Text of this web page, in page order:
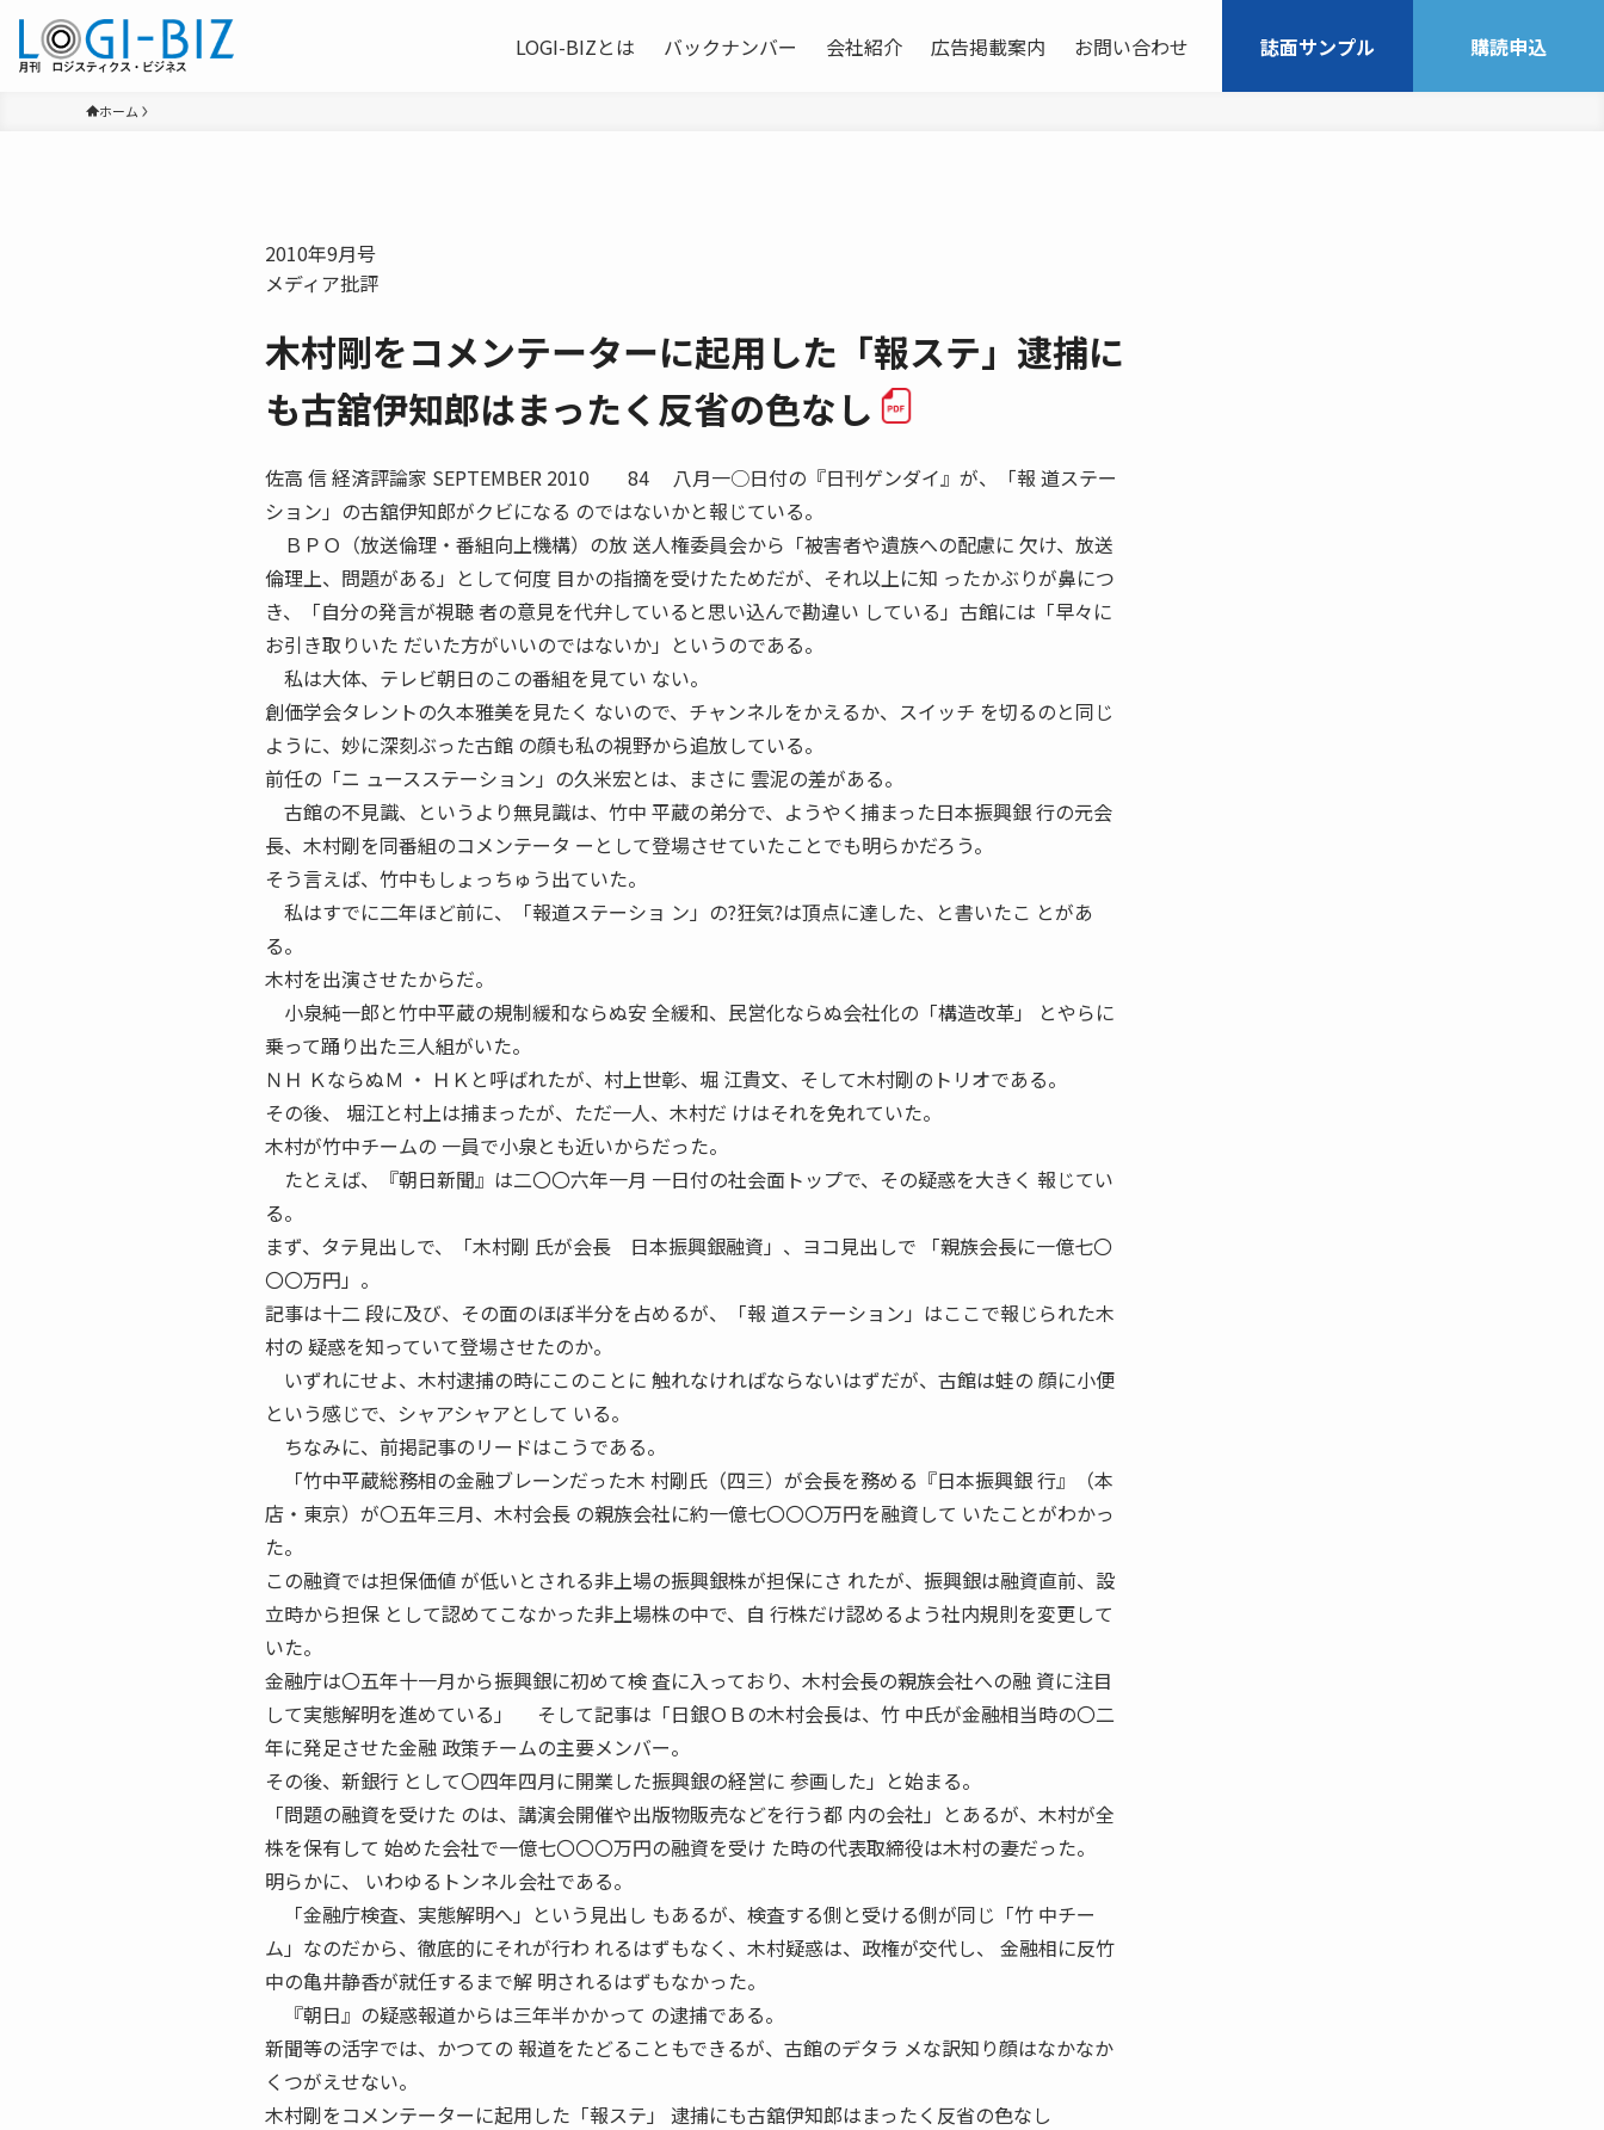
LOGI-BIZとは バックナンバー 会社紹介 広告掲載案内 お問い合わせ 誌面サンプル 購読申込
ホーム
2010年9月号
メディア批評
木村剛をコメンテーターに起用した「報ステ」逮捕に
も古舘伊知郎はまったく反省の色なし
佐高 信 経済評論家 SEPTEMBER 2010 84 八月一○日付の『日刊ゲンダイ』が、「報 道ステー
ション」の古舘伊知郎がクビになる のではないかと報じている。
ＢＰＯ（放送倫理・番組向上機構）の放 送人権委員会から「被害者や遺族への配慮に 欠け、放送
倫理上、問題がある」として何度 目かの指摘を受けたためだが、それ以上に知 ったかぶりが鼻につ
き、「自分の発言が視聴 者の意見を代弁していると思い込んで勘違い している」古館には「早々に
お引き取りいた だいた方がいいのではないか」というのである。
私は大体、テレビ朝日のこの番組を見てい ない。
創価学会タレントの久本雅美を見たく ないので、チャンネルをかえるか、スイッチ を切るのと同じ
ように、妙に深刻ぶった古館 の顔も私の視野から追放している。
前任の「ニ ュースステーション」の久米宏とは、まさに 雲泥の差がある。
古館の不見識、というより無見識は、竹中 平蔵の弟分で、ようやく捕まった日本振興銀 行の元会
長、木村剛を同番組のコメンテータ ーとして登場させていたことでも明らかだろう。
そう言えば、竹中もしょっちゅう出ていた。
私はすでに二年ほど前に、「報道ステーショ ン」の?狂気?は頂点に達した、と書いたこ とがあ
る。
木村を出演させたからだ。
小泉純一郎と竹中平蔵の規制緩和ならぬ安 全緩和、民営化ならぬ会社化の「構造改革」 とやらに
乗って踊り出た三人組がいた。
ＮＨ ＫならぬＭ ・ ＨＫと呼ばれたが、村上世彰、堀 江貴文、そして木村剛のトリオである。
その後、 堀江と村上は捕まったが、ただ一人、木村だ けはそれを免れていた。
木村が竹中チームの 一員で小泉とも近いからだった。
たとえば、『朝日新聞』は二〇〇六年一月 一日付の社会面トップで、その疑惑を大きく 報じてい
る。
まず、タテ見出しで、「木村剛 氏が会長 日本振興銀融資」、ヨコ見出しで 「親族会長に一億七〇
〇〇万円」。
記事は十二 段に及び、その面のほぼ半分を占めるが、「報 道ステーション」はここで報じられた木
村の 疑惑を知っていて登場させたのか。
いずれにせよ、木村逮捕の時にこのことに 触れなければならないはずだが、古館は蛙の 顔に小便
という感じで、シャアシャアとして いる。
ちなみに、前掲記事のリードはこうである。
「竹中平蔵総務相の金融ブレーンだった木 村剛氏（四三）が会長を務める『日本振興銀 行』（本
店・東京）が〇五年三月、木村会長 の親族会社に約一億七〇〇〇万円を融資して いたことがわかっ
た。
この融資では担保価値 が低いとされる非上場の振興銀株が担保にさ れたが、振興銀は融資直前、設
立時から担保 として認めてこなかった非上場株の中で、自 行株だけ認めるよう社内規則を変更して
いた。
金融庁は〇五年十一月から振興銀に初めて検 査に入っており、木村会長の親族会社への融 資に注目
して実態解明を進めている」 そして記事は「日銀ＯＢの木村会長は、竹 中氏が金融相当時の〇二
年に発足させた金融 政策チームの主要メンバー。
その後、新銀行 として〇四年四月に開業した振興銀の経営に 参画した」と始まる。
「問題の融資を受けた のは、講演会開催や出版物販売などを行う都 内の会社」とあるが、木村が全
株を保有して 始めた会社で一億七〇〇〇万円の融資を受け た時の代表取締役は木村の妻だった。
明らかに、 いわゆるトンネル会社である。
「金融庁検査、実態解明へ」という見出し もあるが、検査する側と受ける側が同じ「竹 中チー
ム」なのだから、徹底的にそれが行わ れるはずもなく、木村疑惑は、政権が交代し、 金融相に反竹
中の亀井静香が就任するまで解 明されるはずもなかった。
『朝日』の疑惑報道からは三年半かかって の逮捕である。
新聞等の活字では、かつての 報道をたどることもできるが、古館のデタラ メな訳知り顔はなかなか
くつがえせない。
木村剛をコメンテーターに起用した「報ステ」 逮捕にも古舘伊知郎はまったく反省の色なし